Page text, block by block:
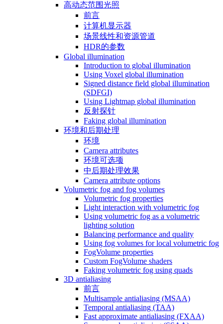
高动态范围光照
前言
计算机显示器
场景线性和资源管道
HDR的参数
Global illumination
Introduction to global illumination
Using Voxel global illumination
Signed distance field global illumination
(SDFGI)
Using Lightmap global illumination
反射探针
Faking global illumination
环境和后期处理
环境
Camera attributes
环境可选项
中后期处理效果
Camera attribute options
Volumetric fog and fog volumes
Volumetric fog properties
Light interaction with volumetric fog
Using volumetric fog as a volumetric
lighting solution
Balancing performance and quality
Using fog volumes for local volumetric fog
FogVolume properties
Custom FogVolume shaders
Faking volumetric fog using quads
3D antialiasing
前言
Multisample antialiasing (MSAA)
Temporal antialiasing (TAA)
Fast approximate antialiasing (FXAA)